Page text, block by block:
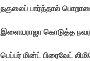
நகுலைப் பார்த்தால்
இளையராஜா கொடுத்த
பெப்பர் மின்ட் பிரைவேட்